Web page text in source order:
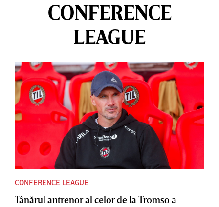
CONFERENCE
LEAGUE
CONFERENCE LEAGUE
Tânărul antrenor al celor de la Tromso a